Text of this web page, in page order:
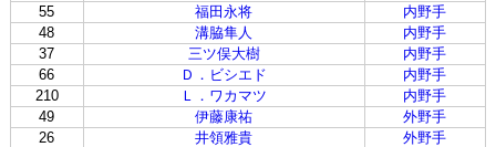
55
福田永将
内野手
48
溝脇隼人
内野手
37
三ツ俣大樹
内野手
66
Ｄ．ビシエド
内野手
210
Ｌ．ワカマツ
内野手
49
伊藤康祐
外野手
26
井領雅貴
外野手